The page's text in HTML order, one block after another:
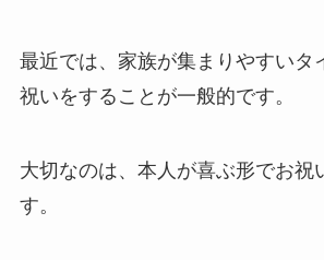
最近では、家族が集まりやすいタ
祝いをすることが一般的です。
大切なのは、本人が喜ぶ形でお祝
す。